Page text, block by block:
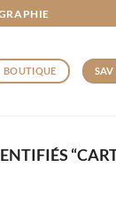
BOUTIQUE SAV